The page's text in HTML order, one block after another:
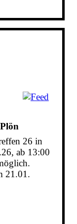
26 in
ab 13:00
21.01.